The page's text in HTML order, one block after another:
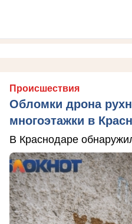
Происшествия
Обломки дрона
многоэтажки в
В Краснодаре